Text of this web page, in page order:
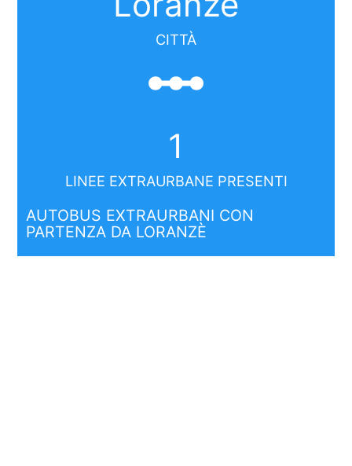
CITTÀ
linear_scale
1
LINEE EXTRAURBANE PRESENTI
AUTOBUS EXTRAURBANI CON
PARTENZA DA LORANZÈ